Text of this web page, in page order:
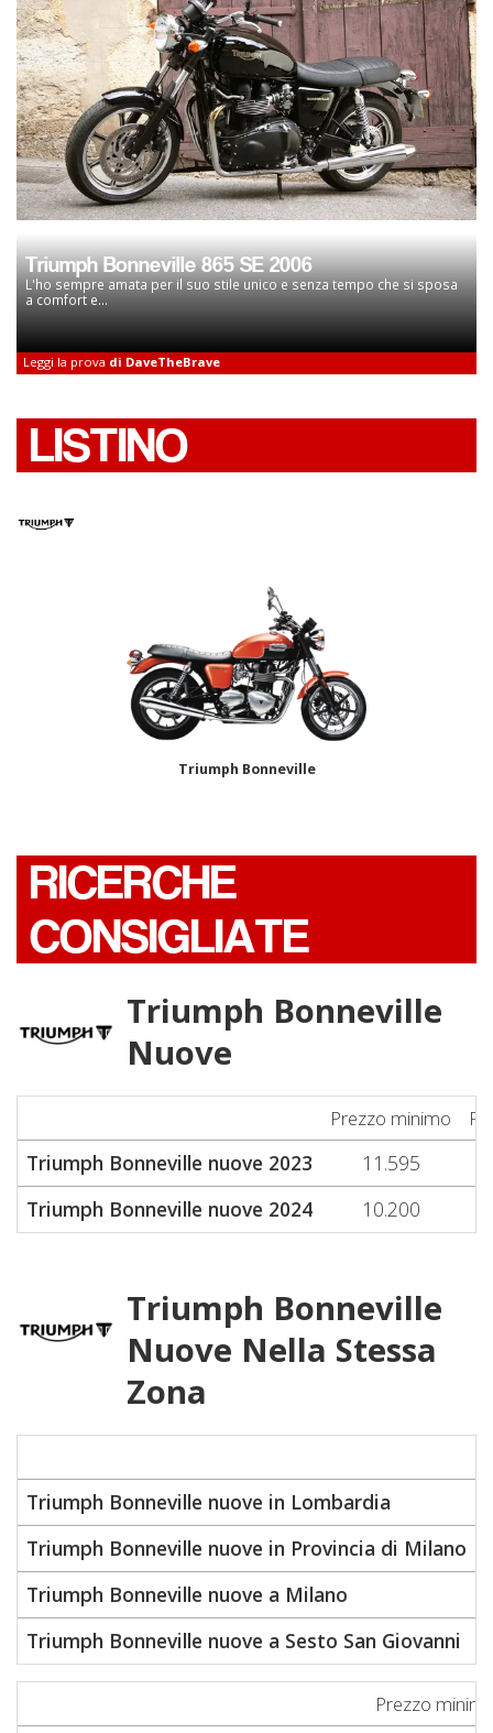
Triumph Bonneville 865 SE 2006
L'ho sempre amata per il suo stile unico e senza tempo che si sposa
a comfort e...
Leggi la prova di DaveTheBrave
LISTINO
Triumph Bonneville
RICERCHE
CONSIGLIATE
Triumph Bonneville
Nuove
Prezzo minimo
Triumph Bonneville nuove 2023
11.595
Triumph Bonneville nuove 2024
10.200
Triumph Bonneville
Nuove Nella Stessa
Zona
Triumph Bonneville nuove in Lombardia
Triumph Bonneville nuove in Provincia di Milano
Triumph Bonneville nuove a Milano
Triumph Bonneville nuove a Sesto San Giovanni
Prezzo